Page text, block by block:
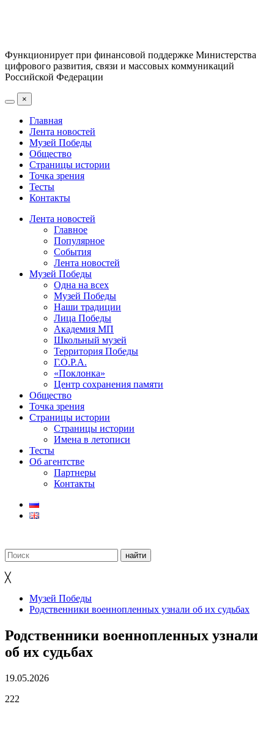
Функционирует при финансовой поддержке Министерства
цифрового развития, связи и массовых коммуникаций
Российской Федерации
×
Главная
Лента новостей
Музей Победы
Общество
Страницы истории
Точка зрения
Тесты
Контакты
Лента новостей
Главное
Популярное
События
Лента новостей
Музей Победы
Одна на всех
Музей Победы
Наши традиции
Лица Победы
Академия МП
Школьный музей
Территория Победы
Г.О.Р.А.
«Поклонка»
Центр сохранения памяти
Общество
Точка зрения
Страницы истории
Страницы истории
Имена в летописи
Тесты
Об агентстве
Партнеры
Контакты
╳
Музей Победы
Родственники военнопленных узнали об их судьбах
Родственники военнопленных узнали
об их судьбах
19.05.2026
222